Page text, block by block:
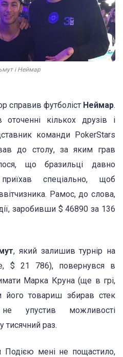
і Неймар
справив футболіст Неймар.
кількох друзів і
команди PokerStars
до столу, за яким грав
що бразильці давно
спеціально, щоб
Рамос, до слова,
заробивши $ 46890 за 136
, який залишив турнір на
$ 21 786), повернувся в
Марка Круна (ще в грі,
його товариш збирав стек
упустив можливості
тисячний раз.
мені не пощастило,